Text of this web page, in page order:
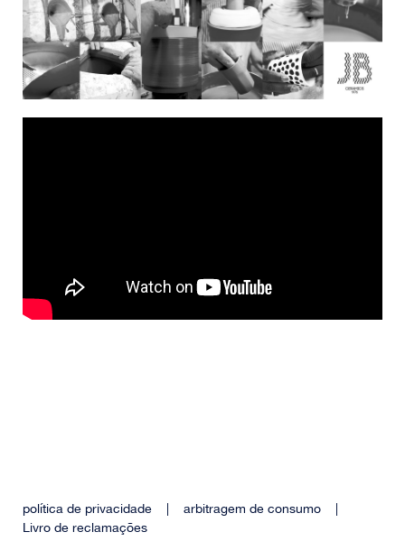
política de privacidade arbitragem de consumo
Livro de reclamações